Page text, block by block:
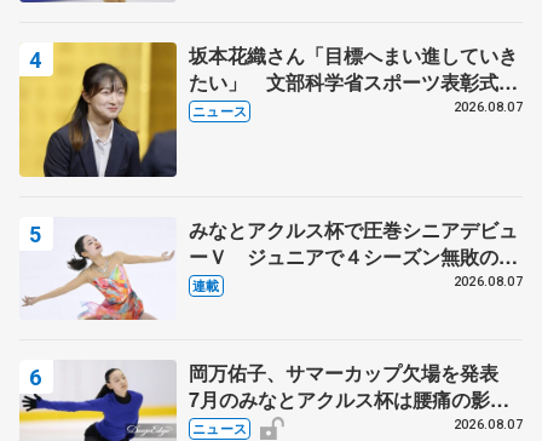
坂本花織さん「目標へまい進していき
たい」 文部科学省スポーツ表彰式で
代表謝辞
ニュース 2026.08.07
みなとアクルス杯で圧巻シニアデビュ
ーＶ ジュニアで４シーズン無敗の島
田麻央
連載 2026.08.07
岡万佑子、サマーカップ欠場を発表
7月のみなとアクルス杯は腰痛の影響
で
ニュース 2026.08.07